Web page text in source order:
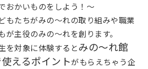
おかいものをしよう！～
もたちがみの～れの取り組みや職業
が主役のみの～れを創ります。
を対象に体験するとみの～れ館
えるポイントがもらえちゃう企